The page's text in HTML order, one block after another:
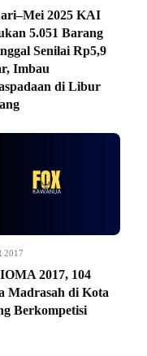
2025 KAI
5.051 Barang
Senilai Rp5,9
Imbau
di Libur
2017
2017, 104
Madrasah di Kota
Berkompetisi